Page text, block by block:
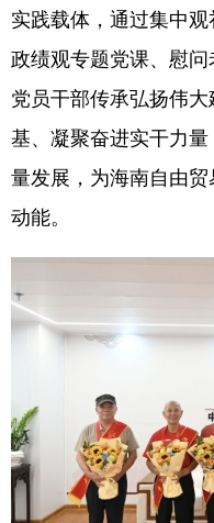
实践载体，通过集中
政绩观专题党课、慰
党员干部传承弘扬伟
基、凝聚奋进实干力
量发展，为海南自由
动能。